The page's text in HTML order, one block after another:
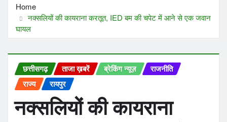
Home
नक्सलियों की कायराना करतूत, IED बम की चपेट में आने से एक जवान
घायल
छत्तीसगढ़ ताजा ख़बरें ब्रेकिंग न्यूज़
राजनीति
राज्य
रायपुर
नक्सलियों की कायराना